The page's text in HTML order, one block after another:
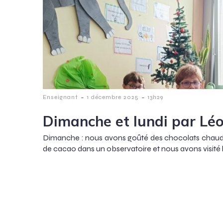
Enseignant - 1 décembre 2025 - 13h29
Dimanche et lundi par
Dimanche : nous avons goûté des chocolats
de cacao dans un observatoire et nous avons visité